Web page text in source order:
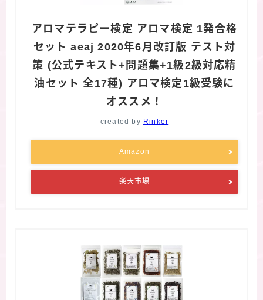
アロマテラピー検定 アロマ検定 1発合格
セット aeaj 2020年6月改訂版 テスト対
策 (公式テキスト+問題集+1級2級対応精
油セット 全17種) アロマ検定1級受験に
オススメ！
created by Rinker
Amazon
楽天市場